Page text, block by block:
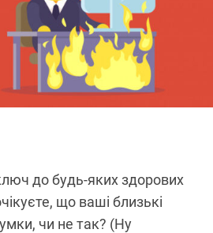
до будь-яких здорових
що ваші близькі
чи не так? (Ну